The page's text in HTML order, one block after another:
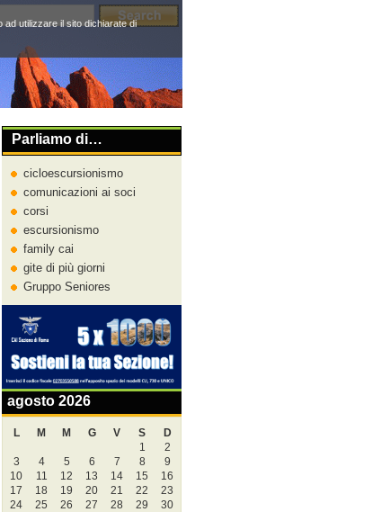
Parliamo di…
cicloescursionismo
comunicazioni ai soci
corsi
escursionismo
family cai
gite di più giorni
Gruppo Seniores
agosto 2026
L M M G V S D
1
2
3
4 5 6 7 8
9
10
11 12 13 14 15
16
17
18 19 20 21 22
23
24
25 26 27 28 29
30
utilizzare il sito dichiarate di